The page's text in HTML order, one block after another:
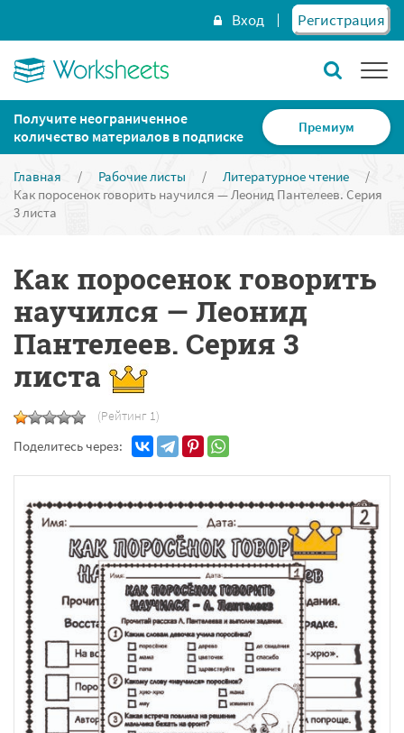
Вход Регистрация
Получите неограниченное
количество материалов в подписке
Премиум
Главная / Рабочие листы / Литературное чтение
/
Как поросенок говорить научился — Леонид Пантелеев. Серия
3 листа
Как поросенок говорить
научился — Леонид
Пантелеев. Серия 3
листа
(Рейтинг 1)
Поделитесь через: